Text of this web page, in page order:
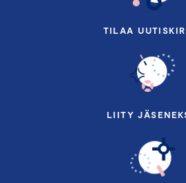
TILAA
LIITY